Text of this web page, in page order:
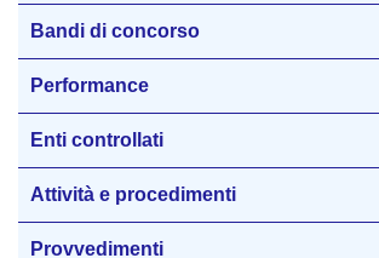
Bandi di concorso
Performance
Enti controllati
Attività e procedimenti
Provvedimenti